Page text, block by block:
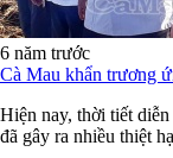
6 năm trước
Cà Mau khẩn trương
Hiện nay, thời tiết
đã gây ra nhiều thiệt